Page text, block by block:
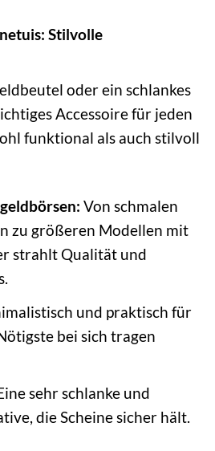
Stilvolle
oder ein schlankes
Accessoire für jeden
funktional als auch stilvoll
Von schmalen
zu größeren Modellen mit
strahlt Qualität und
und praktisch für
bei sich tragen
sehr schlanke und
die Scheine sicher hält.